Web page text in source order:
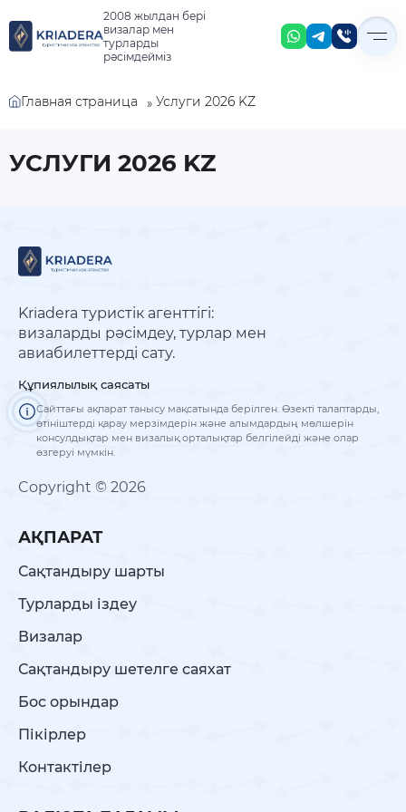
2008 жылдан бері
визалар мен
турларды
рәсімдейміз
Главная страница » Услуги 2026 KZ
УСЛУГИ 2026 KZ
Kriadera туристік агенттігі:
визаларды рәсімдеу, турлар мен
авиабилеттерді сату.
Құпиялылық саясаты
Сайттағы ақпарат танысу мақсатында берілген. Өзекті талаптарды,
өтініштерді қарау мерзімдерін және алымдардың мөлшерін
консулдықтар мен визалық орталықтар белгілейді және олар
өзгеруі мүмкін.
Copyright © 2026
АҚПАРАТ
Сақтандыру шарты
Турларды іздеу
Визалар
Сақтандыру шетелге саяхат
Бос орындар
Пікірлер
Контактілер